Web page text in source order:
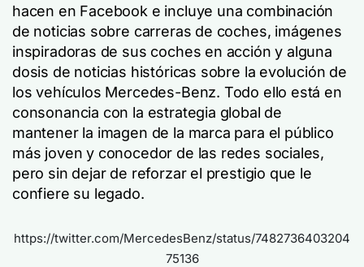
hacen en Facebook e incluye una combinación
de noticias sobre carreras de coches, imágenes
inspiradoras de sus coches en acción y alguna
dosis de noticias históricas sobre la evolución de
los vehículos Mercedes-Benz. Todo ello está en
consonancia con la estrategia global de
mantener la imagen de la marca para el público
más joven y conocedor de las redes sociales,
pero sin dejar de reforzar el prestigio que le
confiere su legado.
https://twitter.com/MercedesBenz/status/7482736403204
75136